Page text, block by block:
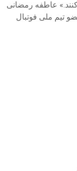
عاطفه رمضانی
تیم ملی فوتبال